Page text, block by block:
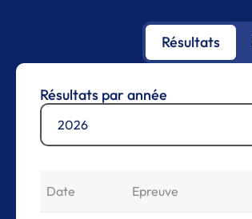
Résultats
Résultats par année
2026
Date Epreuve